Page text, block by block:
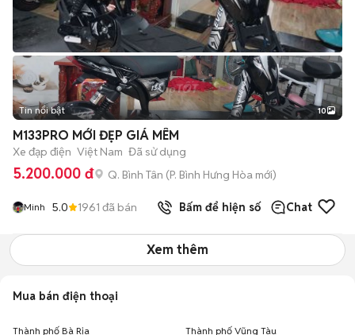
+2
Tin nổi bật 10
M133PRO MỚI ĐẸP GIÁ MÊM
Xe đạp điện Việt Nam Đã sử dụng
5.200.000 đ Q. Bình Tân (P. Bình Hưng Hòa mới)
Minh 5.0 1961 đã bán Bấm để hiện số Chat
Xem thêm
Mua bán điện thoại
Thành phố Bà Rịa Thành phố Vũng Tàu